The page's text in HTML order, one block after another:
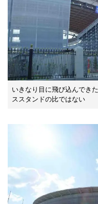
いきなり目に飛び込んでき
ススタンドの比ではない